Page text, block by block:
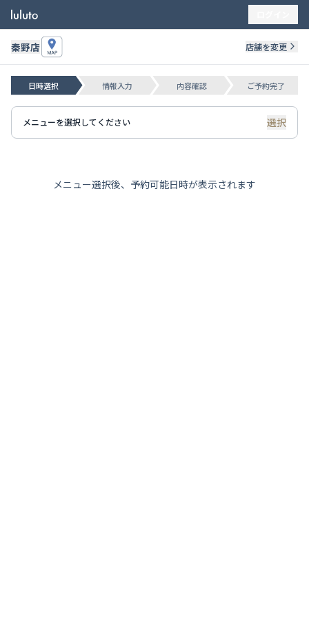
秦野店 店舗を変更
日時選択 情報入力 内容確認 ご予約完了
メニューを選択してください 選択
メニュー選択後、予約可能日時が表示されます